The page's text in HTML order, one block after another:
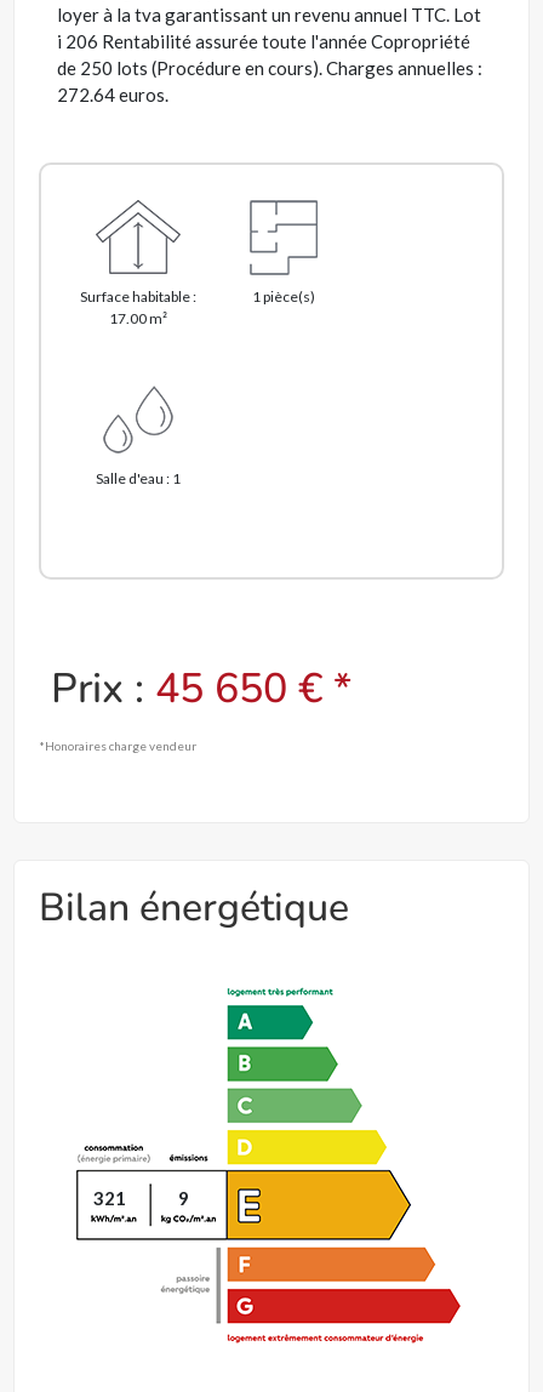
loyer à la tva garantissant un revenu annuel TTC. Lot
i 206 Rentabilité assurée toute l'année Copropriété
de 250 lots (Procédure en cours). Charges annuelles :
272.64 euros.
Surface habitable :
17.00 m²
1 pièce(s)
Salle d'eau : 1
Prix : 45 650 € *
*Honoraires charge vendeur
Bilan énergétique
321 9